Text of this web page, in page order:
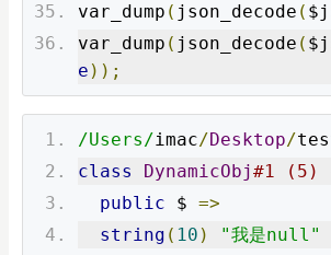
var_dump ( json_decode (
var_dump ( json_decode (
e ));
/Users/imac/Desktop/
class
DynamicObj#1 (5)
public $ =>
string ( 10 )
"我是null"